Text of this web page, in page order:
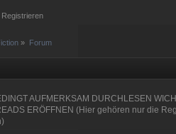
Registrieren
» Forum
AUFMERKSAM DURCHLESEN
ERÖFFNEN (Hier gehören nur die